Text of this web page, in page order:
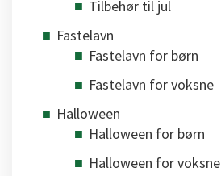
Tilbehør til jul
Fastelavn
Fastelavn for børn
Fastelavn for voksne
Halloween
Halloween for børn
Halloween for voksne